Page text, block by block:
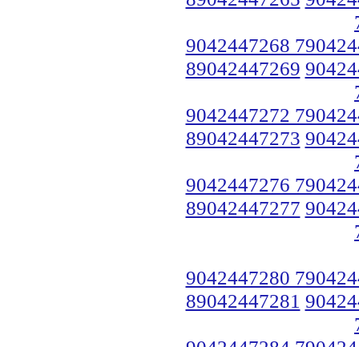
9042447268
89042447269
9042447272
89042447273
9042447276
89042447277
9042447280
89042447281